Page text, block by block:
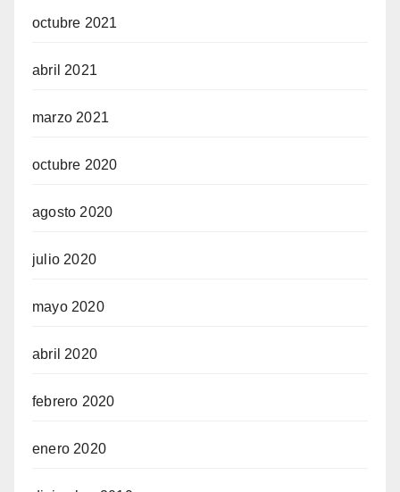
octubre 2021
abril 2021
marzo 2021
octubre 2020
agosto 2020
julio 2020
mayo 2020
abril 2020
febrero 2020
enero 2020